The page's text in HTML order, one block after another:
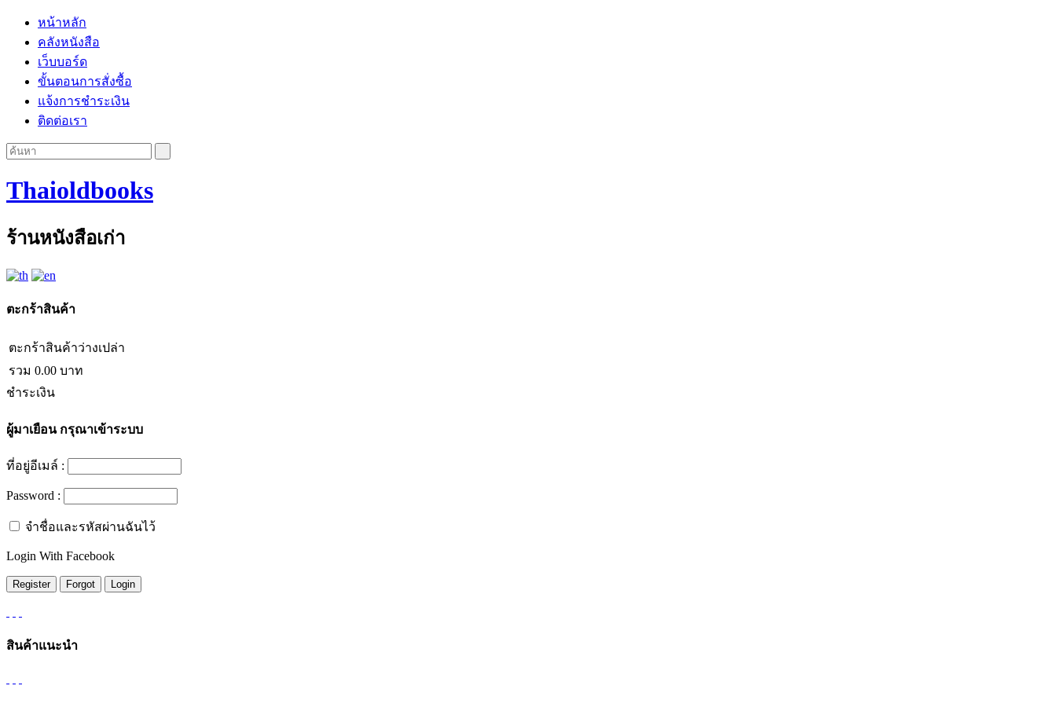
หน้าหลัก
คลังหนังสือ
เว็บบอร์ด
ขั้นตอนการสั่งซื้อ
แจ้งการชำระเงิน
ติดต่อเรา
Thaioldbooks
ร้านหนังสือเก่า
ตะกร้าสินค้า
ตะกร้าสินค้าว่างเปล่า
รวม 0.00 บาท
ชำระเงิน
ผู้มาเยือนกรุณาเข้าระบบ
ที่อยู่อีเมล์ :
Password :
จำชื่อและรหัสผ่านฉันไว้
Login With Facebook
สินค้าแนะนำ